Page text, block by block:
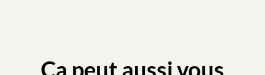
Ça peut aussi vous